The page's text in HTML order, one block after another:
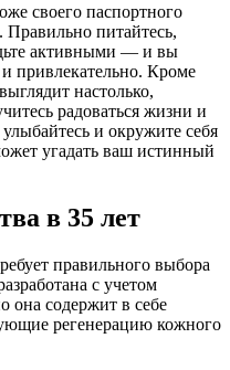
своего паспортного
питайтесь,
активными — и вы
и привлекательно. Кроме
настолько,
радоваться жизни и
и окружите себя
угадать ваш истинный
в 35 лет
правильного выбора
с учетом
она содержит в себе
регенерацию кожного